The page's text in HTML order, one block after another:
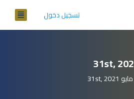
تسجيل دخول